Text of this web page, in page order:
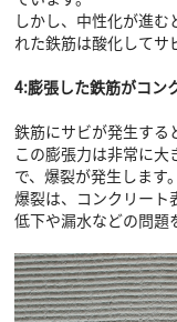
しかし、中性化が進
れた鉄筋は酸化してサ
4:膨張した鉄筋がコン
鉄筋にサビが発生する
この膨張力は非常に大
で、爆裂が発生します。
爆裂は、コンクリート
低下や漏水などの問題